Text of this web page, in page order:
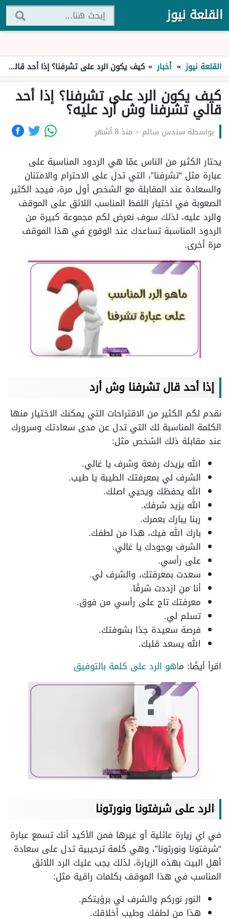
القلعة نيوز
القلعة نيوز » أخبار » كيف يكون الرد على تشرفنا؟ إذا أحد قالي تشرفنا وش أرد عليه؟
كيف يكون الرد على تشرفنا؟ إذا أحد
قالي تشرفنا وش أرد عليه؟
بواسطة سندس سالم– منذ 8 أشهر
يحتار الكثير من الناس عمّا هي الردود المناسبة على
عبارة مثل “تشرفنا”، التي تدل على الاحترام والامتنان
والسعادة عند المقابلة مع الشخص أول مرة، فيجد الكثير
الصعوبة في اختيار اللفظ المناسب اللائق على الموقف
والرد عليه، لذلك سوف نعرض لكم مجموعة كبيرة من
الردود المناسبة تساعدك عند الوقوع في هذا الموقف
مرة أخرى.
إذا أحد قال تشرفنا وش أرد
نقدم لكم الكثير من الاقتراحات التي يمكنك الاختيار منها
الكلمة المناسبة لك التي تدل عن مدى سعادتك وسرورك
عند مقابلة ذلك الشخص مثل:
الله يزيدك رفعة وشرف يا غالي.
الشرف لي بمعرفتك الطيبة يا طيب.
الله يحفظك ويحيي اصلك.
الله يزيد شرفك.
ربنا يبارك بعمرك.
بارك الله فيك، هذا من لطفك.
الشرف بوجودك يا غالي.
على رأسي.
سعدت بمعرفتك، والشرف لي.
أنا من ازددت شرفًا.
معرفتك تاج على رأسي من فوق.
تسلم لي.
فرصة سعيدة جدًا بشوفتك.
الله يسعد قلبك.
اقرأ أيضًا: ماهو الرد على كلمة بالتوفيق
الرد على شرفتونا ونورتونا
في اي زيارة عائلية أو غيرها فمن الأكيد أنك تسمع عبارة
“شرفتونا ونورتونا”، وهي كلمة ترحيبية تدل على سعادة
أهل البيت بهذه الزيارة، لذلك يجب عليك الرد اللائق
المناسب في هذا الموقف بكلمات راقية مثل:
النور نوركم والشرف لي برؤيتكم.
هذا من لطفك وطيب أخلاقك.